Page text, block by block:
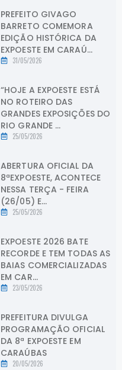
PREFEITO GIVAGO
BARRETO COMEMORA
EDIÇÃO HISTÓRICA DA
EXPOESTE EM CARAÚ...
31/05/2026
“HOJE A EXPOESTE ESTÁ
NO ROTEIRO DAS
GRANDES EXPOSIÇÕES DO
RIO GRANDE ...
25/05/2026
ABERTURA OFICIAL DA
8ªEXPOESTE, ACONTECE
NESSA TERÇA - FEIRA
(26/05) E...
25/05/2026
EXPOESTE 2026 BATE
RECORDE E TEM TODAS AS
BAIAS COMERCIALIZADAS
EM CAR...
23/05/2026
PREFEITURA DIVULGA
PROGRAMAÇÃO OFICIAL
DA 8ª EXPOESTE EM
CARAÚBAS
20/05/2026